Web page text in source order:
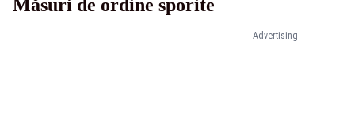
Advertising
Măsuri de ordine sporite